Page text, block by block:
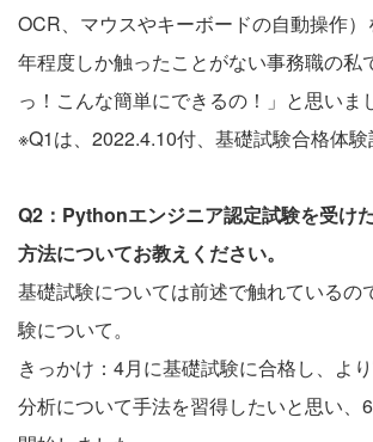
OCR、マウスやキーボードの自動操作
年程度しか触ったことがない事務職の私
っ！こんな簡単にできるの！」と思いま
※Q1は、2022.4.10付、基礎試験合格体験
Q2：Pythonエンジニア認定試験を受け
方法についてお教えください。
基礎試験については前述で触れているの
験について。
きっかけ：4月に基礎試験に合格し、よ
分析について手法を習得したいと思い、